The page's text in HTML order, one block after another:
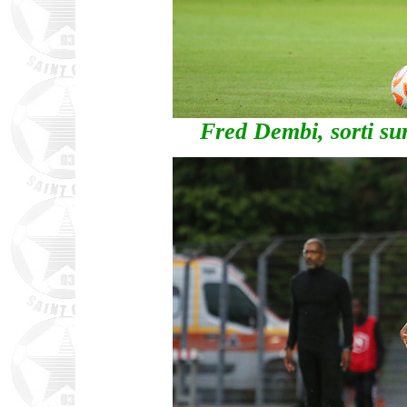
Fred Dembi, sorti